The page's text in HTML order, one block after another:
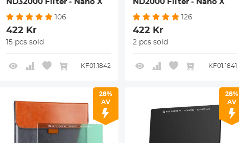
ND32000 Filter - Nano X
106
422 Kr
15 pcs sold
KF01.1842
ND2000 Filter - Nano X
126
422 Kr
2 pcs sold
KF01.1841
28%
AV
28%
AV